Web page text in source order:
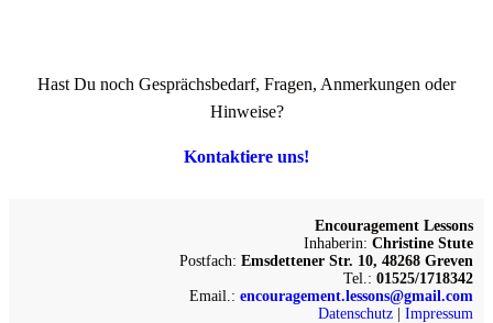
Hast Du noch Gesprächsbedarf, Fragen, Anmerkungen oder
Hinweise?
Kontaktiere uns!
Encouragement Lessons
Inhaberin: Christine Stute
Postfach: Emsdettener Str. 10, 48268 Greven
Tel.: 01525/1718342
Email.: encouragement.lessons@gmail.com
Datenschutz | Impressum